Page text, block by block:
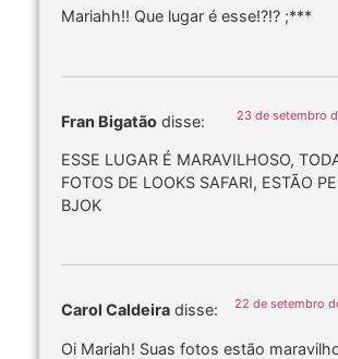
Mariahh!! Que lugar é esse!?!? ;***
Fran Bigatão disse: 23 de setembro
ESSE LUGAR É MARAVILHOSO,
FOTOS DE LOOKS SAFARI, ESTÃO
BJOK
Carol Caldeira disse: 22 de setembro
Oi Mariah! Suas fotos estão